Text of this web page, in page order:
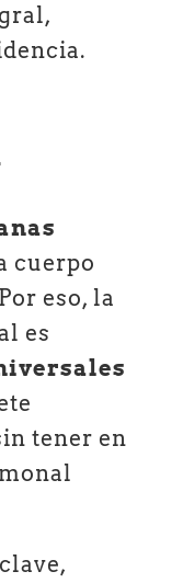
cuerpo
eso, la
es
tener en